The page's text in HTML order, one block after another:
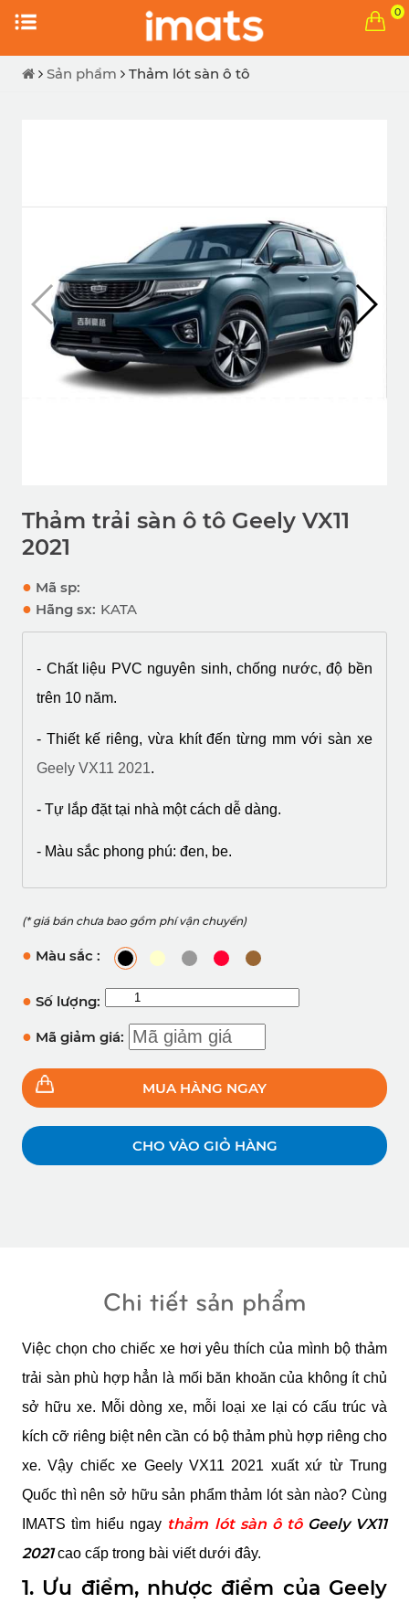
0
Sản phẩm Thảm lót sàn ô tô
Thảm trải sàn ô tô Geely VX11
2021
● Mã sp:
● Hãng sx: KATA
- Chất liệu PVC nguyên sinh, chống nước, độ bền
trên 10 năm.
Geely VX11 2021.
- Tự lắp đặt tại nhà một cách dễ dàng.
- Màu sắc phong phú: đen, be.
(* giá bán chưa bao gồm phí vận chuyển)
● Màu sắc :
● Số lượng:
● Mã giảm giá:
MUA HÀNG NGAY
CHO VÀO GIỎ HÀNG
Chi tiết sản phẩm
Việc chọn cho chiếc xe hơi yêu thích của mình bộ thảm
trải sàn phù hợp hẳn là mối băn khoăn của không ít chủ
sở hữu xe. Mỗi dòng xe, mỗi loại xe lại có cấu trúc và
kích cỡ riêng biệt nên cần có bộ thảm phù hợp riêng cho
xe. Vậy chiếc xe Geely VX11 2021 xuất xứ từ Trung
Quốc thì nên sở hữu sản phẩm thảm lót sàn nào? Cùng
IMATS tìm hiểu ngay thảm lót sàn ô tô Geely VX11
2021 cao cấp trong bài viết dưới đây.
1. Ưu điểm, nhược điểm của Geely